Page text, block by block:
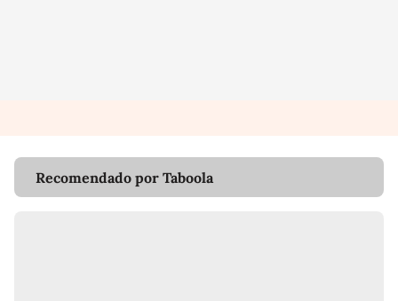
Recomendado por Taboola